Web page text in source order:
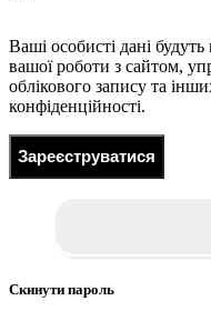
Ваші особисті дані
вашої роботи з сайтом,
облікового запису та
конфіденційності.
Зареєструватися
Скинути пароль